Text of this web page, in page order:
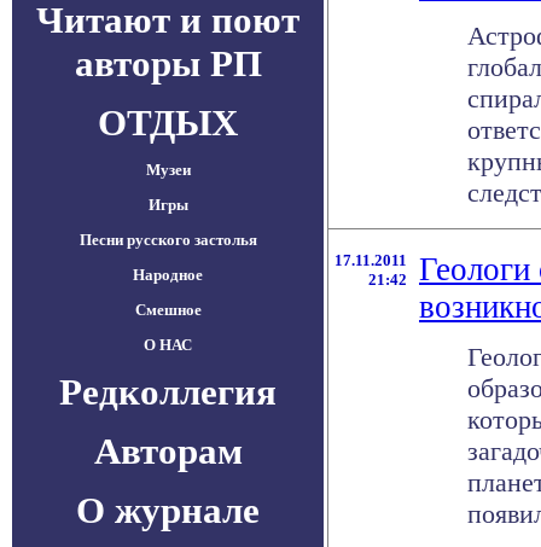
Читают и поют
авторы РП
ОТДЫХ
Музеи
Игры
Песни русского застолья
Народное
Смешное
О НАС
Редколлегия
Авторам
О журнале
17.11.2011
21:42
Геологи